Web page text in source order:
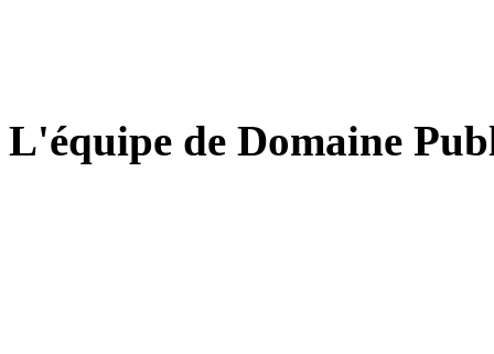
L'équipe de Domaine